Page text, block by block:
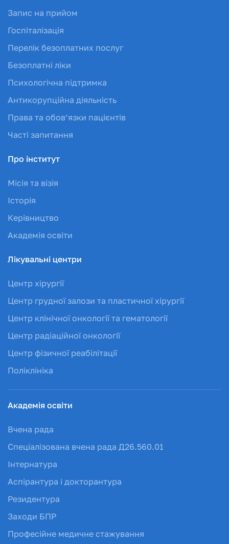
Запис на прийом
Госпіталізація
Перелік безоплатних послуг
Безоплатні ліки
Психологічна підтримка
Антикорупційна діяльність
Права та обов’язки пацієнтів
Часті запитання
Про інститут
Місія та візія
Історія
Керівництво
Академія освіти
Лікувальні центри
Центр хірургії
Центр грудної залози та пластичної хірургії
Центр клінічної онкології та гематології
Центр радіаційної онкології
Центр фізичної реабілітації
Поліклініка
Академія освіти
Вчена рада
Спеціалізована вчена рада Д26.560.01
Інтернатура
Аспірантура і докторантура
Резидентура
Заходи БПР
Професійне медичне стажування